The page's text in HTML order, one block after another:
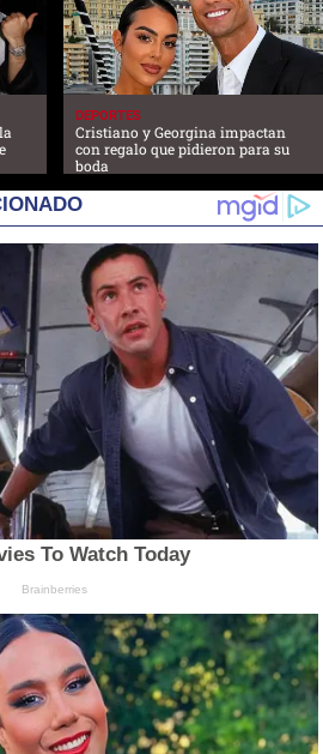
DEPORTES
Cristiano y Georgina impactan
con regalo que pidieron para su
boda
To Watch Today
Brainberries